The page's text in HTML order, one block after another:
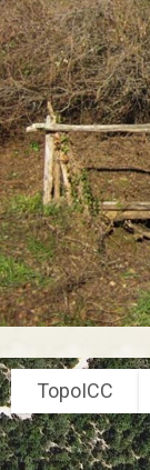
TopoICC